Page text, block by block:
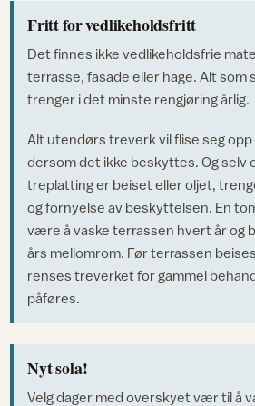
Fritt for vedlikeholdsfritt
Det finnes ikke vedlikeholdsfrie
terrasse, fasade eller hage. Alt som
trenger i det minste rengjøring årlig.
Alt utendørs treverk vil flise seg
dersom det ikke beskyttes. Og selv
treplatting er beiset eller oljet,
og fornyelse av beskyttelsen. En
være å vaske terrassen hvert år og
års mellomrom. Før terrassen
renses treverket for gammel
påføres.
Nyt sola!
Velg dager med overskyet vær til å